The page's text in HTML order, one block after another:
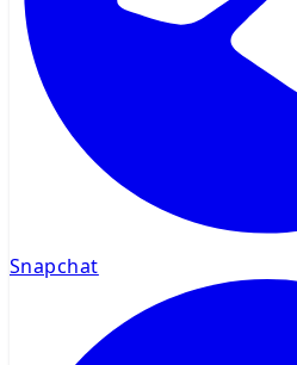
Snapchat